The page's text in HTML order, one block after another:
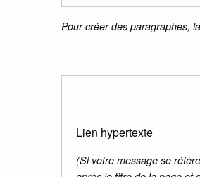
Pour créer des paragraphes,
Lien hypertexte
(Si votre message se